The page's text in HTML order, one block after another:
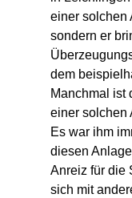
einer solchen
sondern er
dem
Manchmal ist
einer solchen
Es war ihm
diesen
Anreiz für die
sich mit